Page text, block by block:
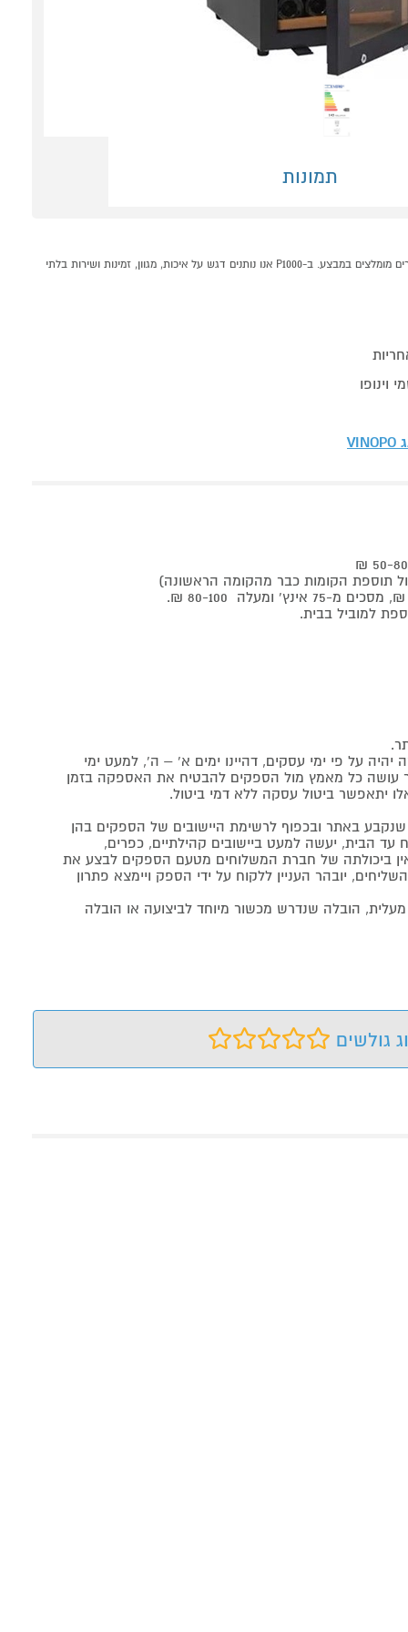
תמונות
מקרר יין מתקדם 125 ליטר דגם SU-43B וינופו Vinopo קונים אונליין בקטגוריית מקררי יין במחלקת מקררים ומקפיאים בP1000 - אתר קניות ישראלי בטוח, משתלם ונוח המציע מוצרים מומלצים במבצע. ב-P1000 אנו נותנים דגש על איכות, מגוון, זמינות ושירות בלתי
וינופו
VINOPO
על פי ימי עסקים, דהיינו ימים א' – ה', למעט ימי
עושה כל מאמץ מול הספקים להבטיח את האספקה בזמן
יתאפשר ביטול עסקה ללא דמי ביטול.
באתר ובכפוף לרשימת היישובים של הספקים בהן
עד הבית, יעשה למעט ביישובים קהילתיים, כפרים,
ואין ביכולתה של חברת המשלוחים מטעם הספקים לבצע את
יובהר העניין ללקוח על ידי הספק ויימצא פתרון
הובלה שנדרש מכשור מיוחד לביצועה או הובלה
גולשים